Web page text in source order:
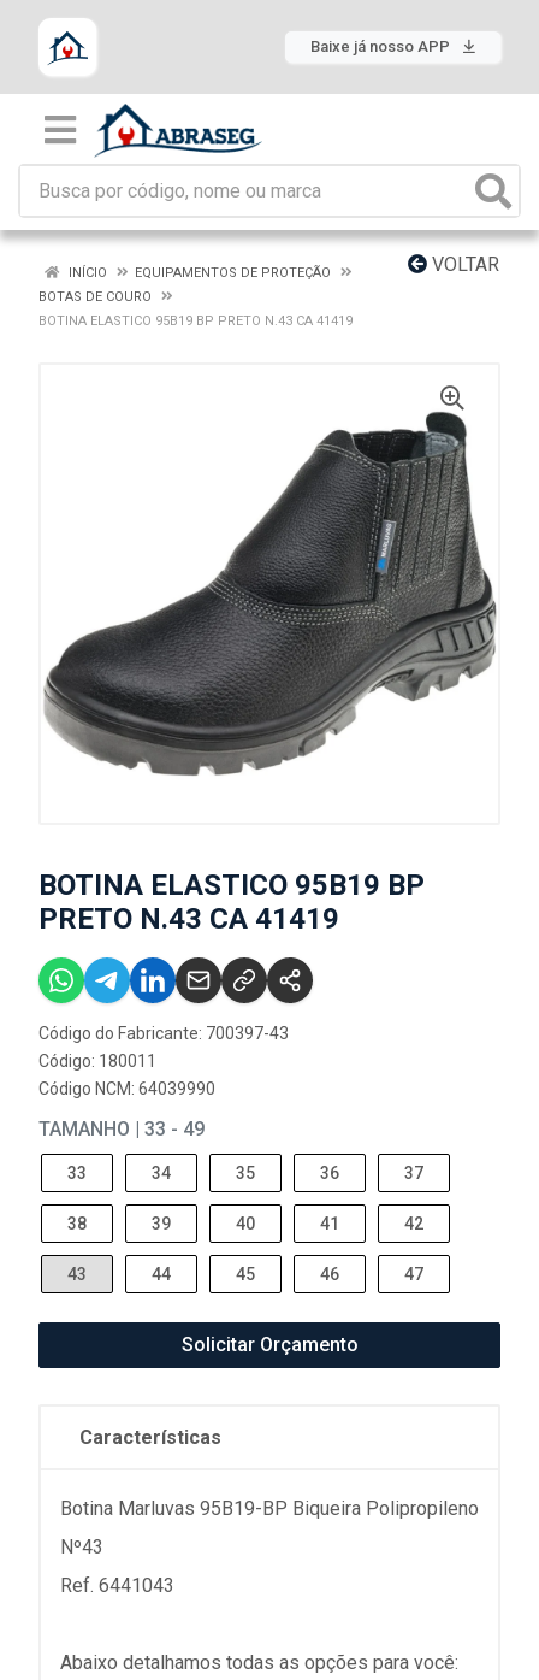
Baixe já nosso APP
VOLTAR
INÍCIO
EQUIPAMENTOS DE PROTEÇÃO
BOTAS DE COURO
BOTINA ELASTICO 95B19 BP PRETO N.43 CA 41419
BOTINA ELASTICO 95B19 BP
PRETO N.43 CA 41419
Código do Fabricante: 700397-43
Código: 180011
Código NCM: 64039990
TAMANHO | 33 - 49
33 34 35 36 37
38 39 40 41 42
43 44 45 46 47
Solicitar Orçamento
Características
Botina Marluvas 95B19-BP Biqueira Polipropileno
Nº43
Ref. 6441043
Abaixo detalhamos todas as opções para você: